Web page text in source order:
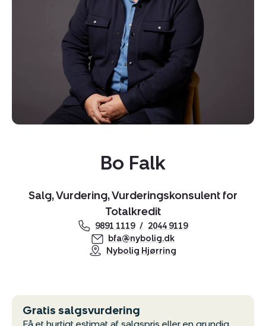
Bo Falk
Salg, Vurdering, Vurderingskonsulent for
Totalkredit
9891 1119
2044 9119
bfa@nybolig.dk
Nybolig Hjørring
Gratis salgsvurdering
Del via mail